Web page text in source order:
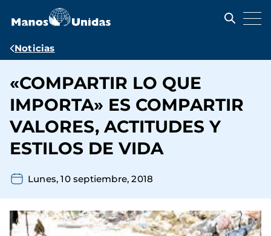
contenido
Ruta
navegación
Noticias
«COMPARTIR LO QUE
IMPORTA» ES COMPARTIR
VALORES, ACTITUDES Y
ESTILOS DE VIDA
Lunes, 10 septiembre, 2018